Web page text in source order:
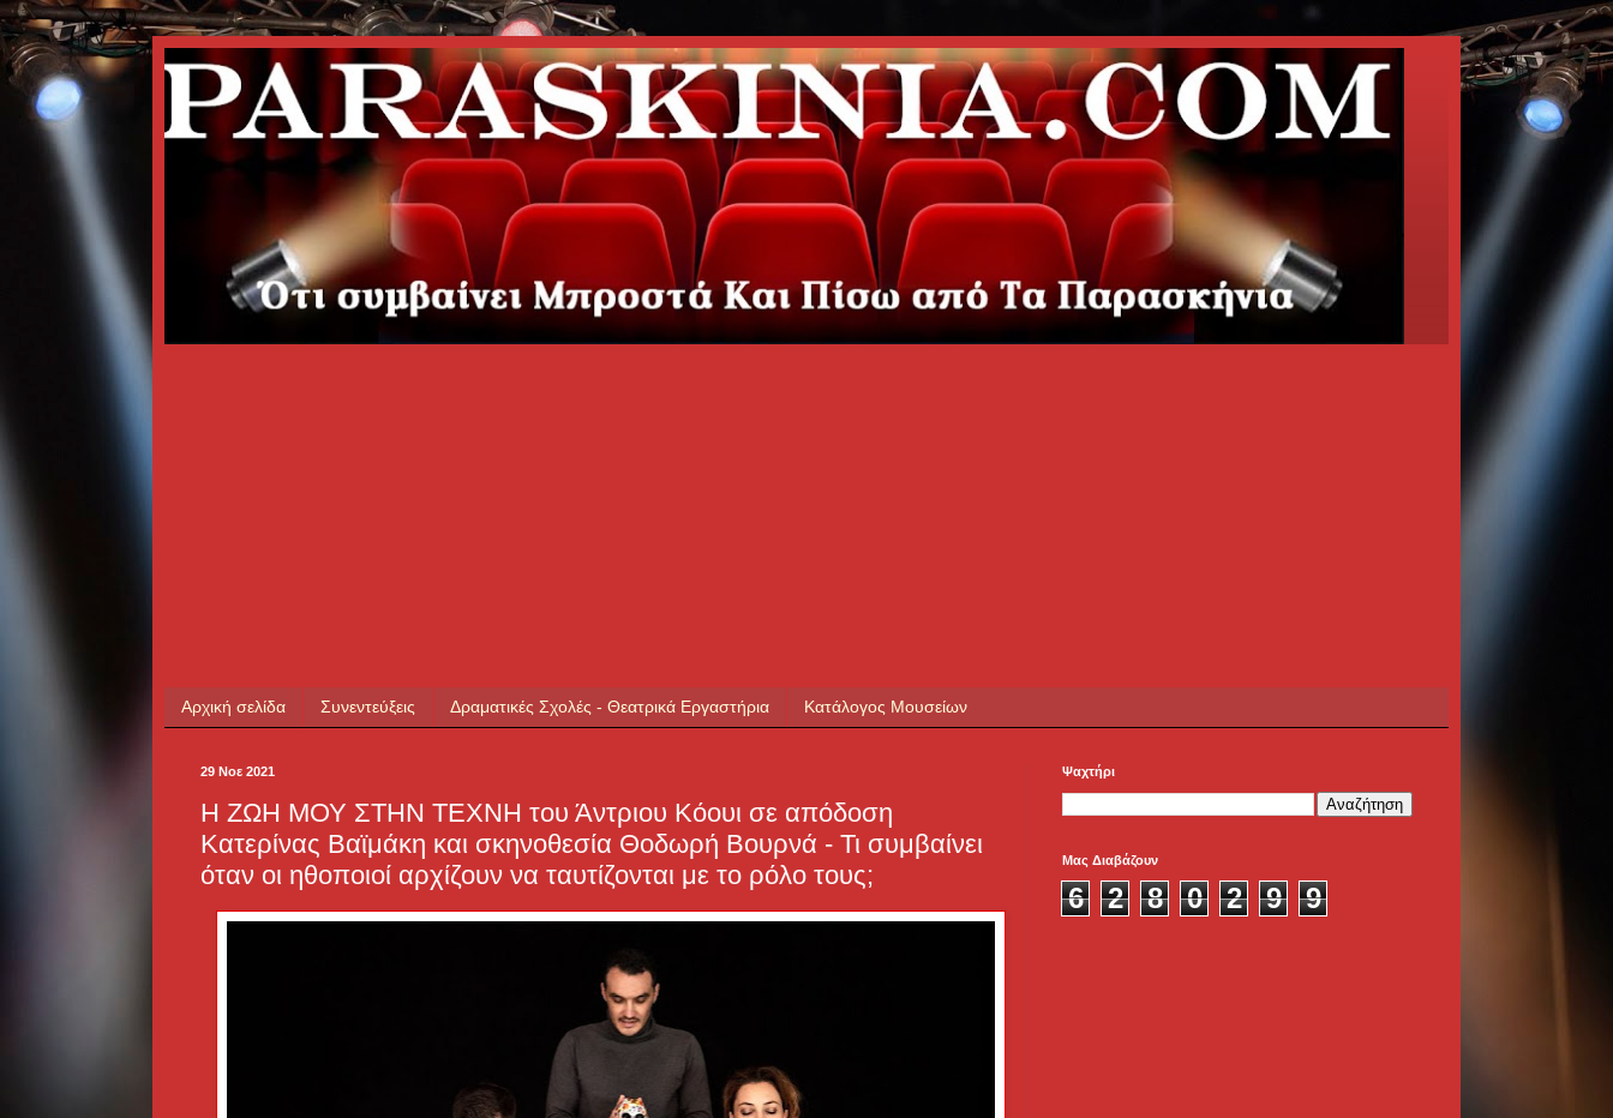
Αρχική σελίδα Συνεντεύξεις Δραματικές Σχολές - Θεατρικά Εργαστήρια Κατάλογος Μουσείων
29 Νοε 2021
Η ΖΩΗ ΜΟΥ ΣΤΗΝ ΤΕΧΝΗ του Άντριου Κόουι σε απόδοση
Κατερίνας Βαϊμάκη και σκηνοθεσία Θοδωρή Βουρνά - Τι συμβαίνει
όταν οι ηθοποιοί αρχίζουν να ταυτίζονται με το ρόλο τους;
Ψαχτήρι
Μας Διαβάζουν
6 2 8 0 2 9 9